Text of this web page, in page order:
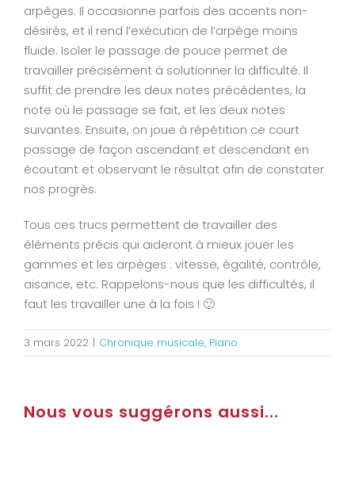
arpèges. Il occasionne parfois des accents non-
désirés, et il rend l’exécution de l’arpège moins
fluide. Isoler le passage de pouce permet de
travailler précisément à solutionner la difficulté. Il
suffit de prendre les deux notes précédentes, la
note où le passage se fait, et les deux notes
suivantes. Ensuite, on joue à répétition ce court
passage de façon ascendant et descendant en
écoutant et observant le résultat afin de constater
nos progrès.
Tous ces trucs permettent de travailler des
éléments précis qui aideront à mieux jouer les
gammes et les arpèges : vitesse, égalité, contrôle,
aisance, etc. Rappelons-nous que les difficultés, il
faut les travailler une à la fois ! 🙂
3 mars 2022 | Chronique musicale, Piano
Nous vous suggérons aussi...